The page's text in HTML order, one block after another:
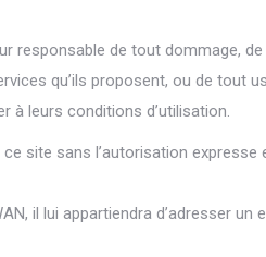
responsable de tout dommage, de
qu’ils proposent, ou de tout
à leurs conditions d’utilisation.
site sans l’autorisation expresse
il lui appartiendra d’adresser un